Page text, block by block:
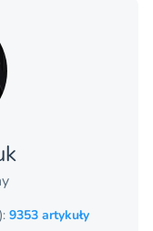
9353 artykuły